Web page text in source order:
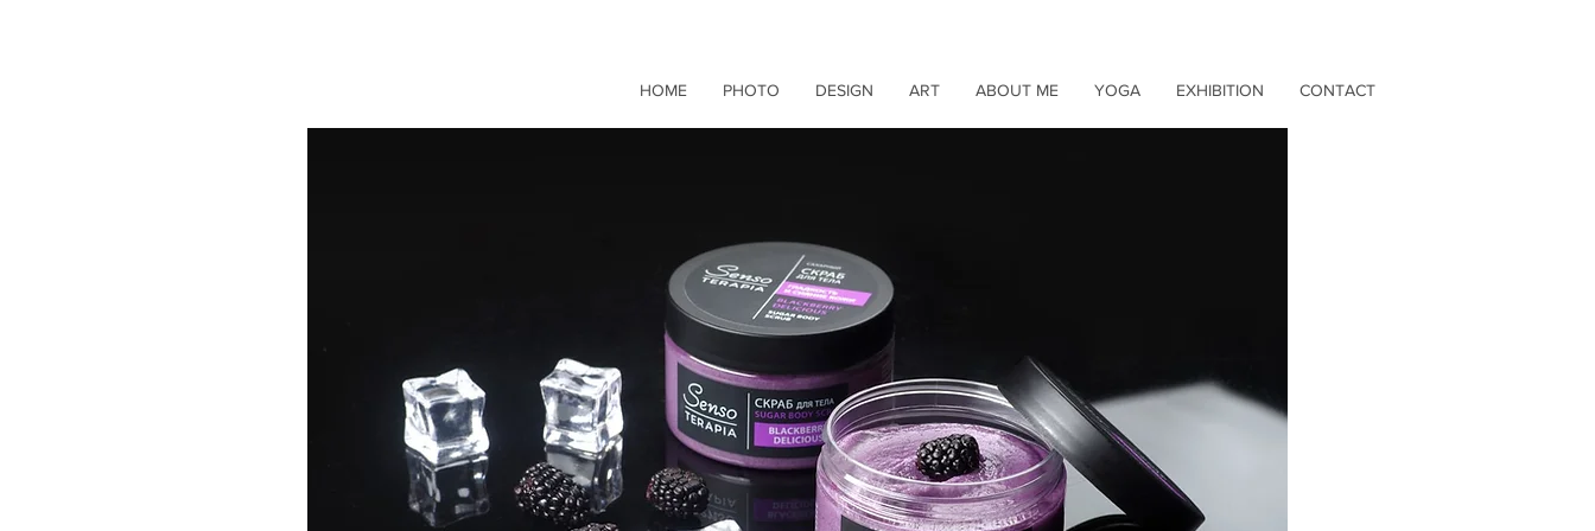
HOME PHOTO DESIGN ART ABOUT ME YOGA EXHIBITION CONTACT